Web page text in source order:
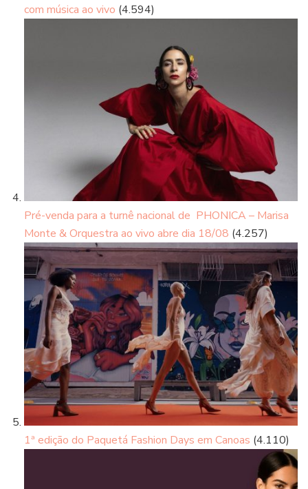
com música ao vivo (4.594)
Pré-venda para a turnê nacional de PHONICA – Marisa
Monte & Orquestra ao vivo abre dia 18/08 (4.257)
1ª edição do Paquetá Fashion Days em Canoas (4.110)